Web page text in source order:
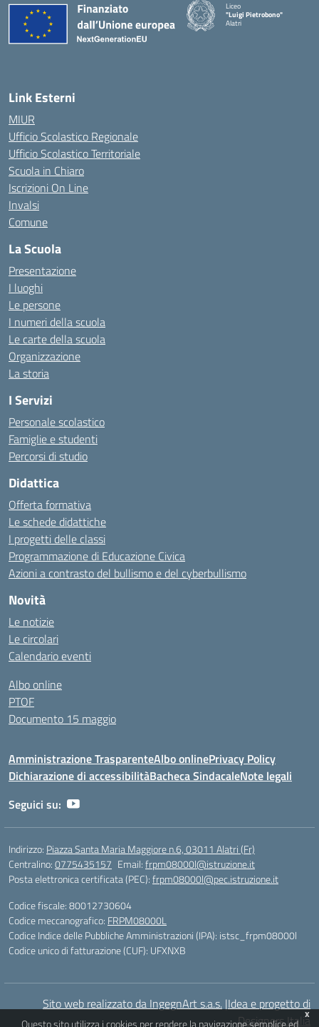
Liceo
"Luigi Pietrobono"
Alatri
Link Esterni
MIUR
Ufficio Scolastico Regionale
Ufficio Scolastico Territoriale
Scuola in Chiaro
Iscrizioni On Line
Invalsi
Comune
La Scuola
Presentazione
I luoghi
Le persone
I numeri della scuola
Le carte della scuola
Organizzazione
La storia
I Servizi
Personale scolastico
Famiglie e studenti
Percorsi di studio
Didattica
Offerta formativa
Le schede didattiche
I progetti delle classi
Programmazione di Educazione Civica
Azioni a contrasto del bullismo e del cyberbullismo
Novità
Le notizie
Le circolari
Calendario eventi
Albo online
PTOF
Documento 15 maggio
Amministrazione TrasparenteAlbo onlinePrivacy Policy
Dichiarazione di accessibilitàBacheca SindacaleNote legali
Seguici su:
Indirizzo: Piazza Santa Maria Maggiore n.6, 03011 Alatri (Fr)
Centralino:0775435157 Email:frpm08000l@istruzione.it
Posta elettronica certificata (PEC):frpm08000l@pec.istruzione.it
Codice fiscale: 80012730604
Codice meccanografico: FRPM08000L
Codice Indice delle Pubbliche Amministrazioni (IPA): istsc_frpm08000l
Codice unico di fatturazione (CUF): UFXNXB
Sito web realizzato da IngegnArt s.a.s. |Idea e progetto di
Designers Italia
x
Questo sito utilizza i cookies per rendere la navigazione semplice ed